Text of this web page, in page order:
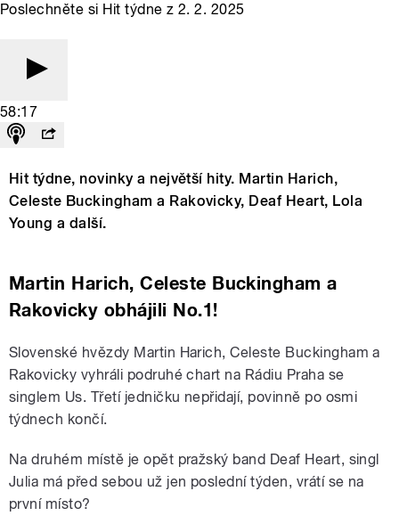
Poslechněte si Hit týdne z 2. 2. 2025
58:17
Hit týdne, novinky a největší hity. Martin Harich,
Celeste Buckingham a Rakovicky, Deaf Heart, Lola
Young a další.
Martin Harich, Celeste Buckingham a
Rakovicky obhájili No.1!
Slovenské hvězdy Martin Harich, Celeste Buckingham a
Rakovicky vyhráli podruhé chart na Rádiu Praha se
singlem Us. Třetí jedničku nepřidají, povinně po osmi
týdnech končí.
Na druhém místě je opět pražský band Deaf Heart, singl
Julia má před sebou už jen poslední týden, vrátí se na
první místo?